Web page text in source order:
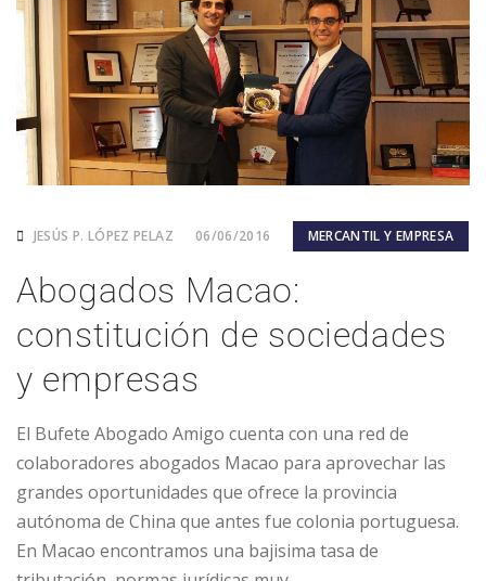
JESÚS P. LÓPEZ PELAZ 06/06/2016 MERCANTIL Y EMPRESA
Abogados Macao:
constitución de sociedades
y empresas
El Bufete Abogado Amigo cuenta con una red de
colaboradores abogados Macao para aprovechar las
grandes oportunidades que ofrece la provincia
autónoma de China que antes fue colonia portuguesa.
En Macao encontramos una bajisima tasa de